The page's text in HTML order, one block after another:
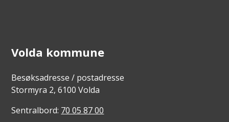
Volda kommune
Besøksadresse / postadresse
Stormyra 2, 6100 Volda
Sentralbord: 70 05 87 00